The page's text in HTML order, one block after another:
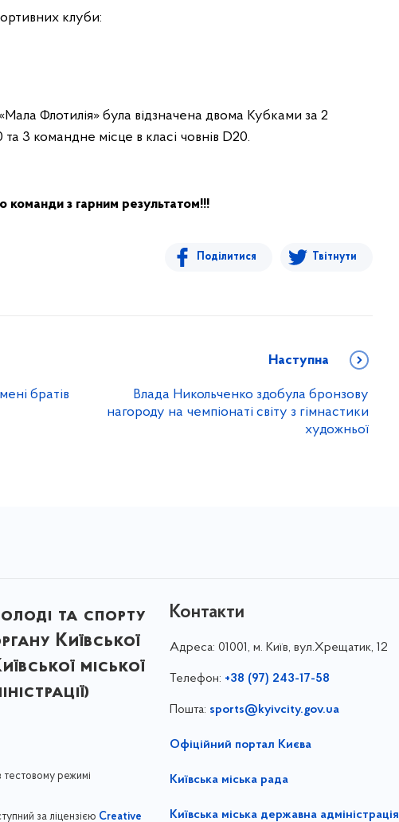
клуби:
Флотилія» була відзначена двома Кубками за 2
3 командне місце в класі човнів D20.
команди з гарним результатом!!!
Поділитися Твітнути
братів
Наступна
Влада Никольченко здобула бронзову
нагороду на чемпіонаті світу з гімнастики
художньої
та спорту
Київської
міської
режимі
за ліцензією Creative
Контакти
Адреса: 01001, м. Київ, вул.Хрещатик, 12
Телефон: +38 (97) 243-17-58
Пошта: sports@kyivcity.gov.ua
Офіційний портал Києва
Київська міська рада
Київська міська державна адміністрація